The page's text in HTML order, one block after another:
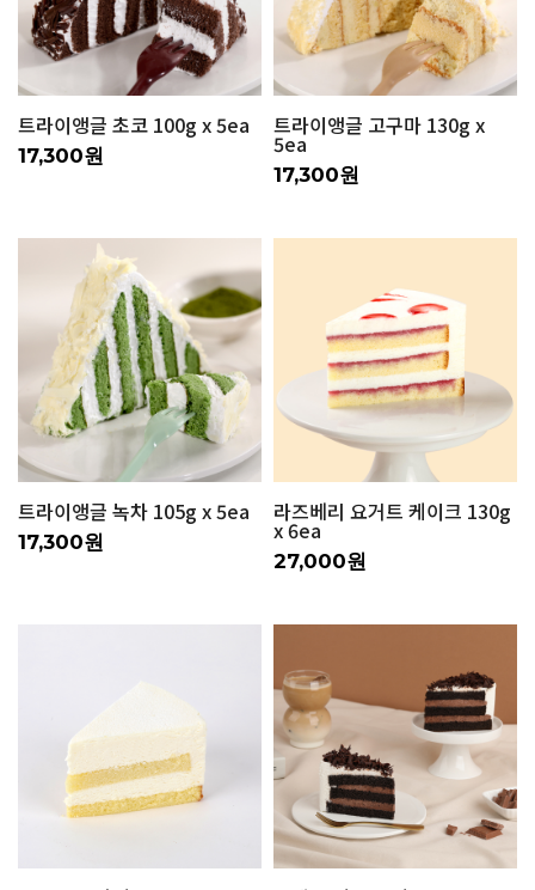
트라이앵글 초코 100g x 5ea
17,300원
트라이앵글 고구마 130g x
5ea
17,300원
트라이앵글 녹차 105g x 5ea
17,300원
라즈베리 요거트 케이크 130g
x 6ea
27,000원